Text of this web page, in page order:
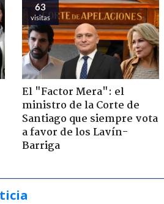
63
visitas
El "Factor Mera": el
ministro de la Corte de
Santiago que siempre vota
a favor de los Lavín-
Barriga